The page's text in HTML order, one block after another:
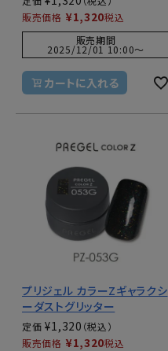
販売価格 ¥1,320税込
販売期間
2025/12/01 10:00〜
カートに入れる
プリジェル カラーZギャラクシ
ーダストグリッター
定価 ¥1,320
販売価格 ¥1,320税込